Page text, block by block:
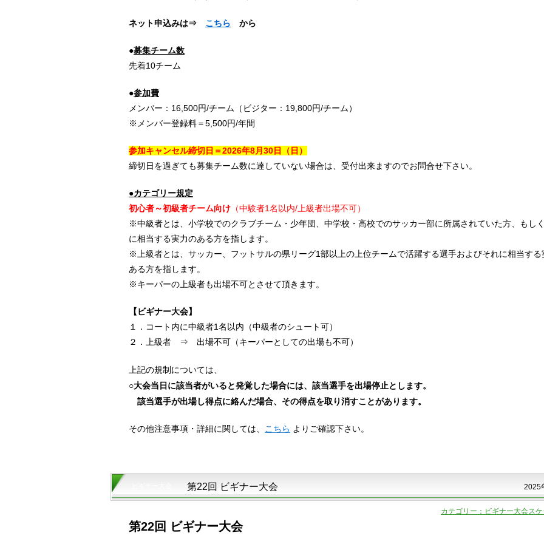
ネット申込みは⇒ こちら から
●募集チーム数
先着10チーム
●参加費
メンバー：16,500円/チーム（ビジター：19,800円/チーム）
※メンバー登録料＝5,500円/年間
参加キャンセル締切日＝2026年8月30日
（日）
締切日を過ぎても募集チーム数に達していない場合は、受付出来ますのでお問合せ下さい。
●カテゴリー規定
初心者～初級者チーム向け （中験者1名以内/上級者出場不可）
※中級者とは、小学校でのクラブチーム・少年団、中学校・高校でのサッカー部に所属されていた方、もし
に相当する実力のある方を指します。
※上級者とは、サッカー、フットサルの県リーグ1部以上の上位チームで活躍する選手およびそれに相当する
ある方を指します。
※キーパーの上級者も出場不可とさせて頂きます。
【ビギナー大会】
１．コート内に中級者1名以内（中級者のシュート可）
２．上級者 ⇒ 出場不可（キーパーとしての出場も不可）
上記の規制については、
○大会当日に該当者がいると発覚した場合には、該当選手を出場停止とします。
該当選手が出場し得点に絡んだ場合、その得点を取り消すことがあります。
その他注意事項・詳細に関しては、 こちら よりご確認下さい。
第22回 ビギナー大会 2025
カテゴリー：ビギナー大会ス
第22回 ビギナー大会